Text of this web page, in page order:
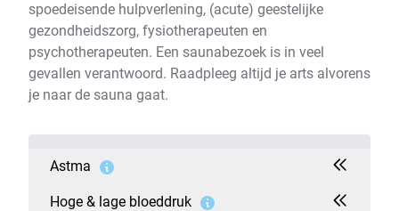
spoedeisende hulpverlening, (acute) geestelijke
gezondheidszorg, fysiotherapeuten en
psychotherapeuten. Een saunabezoek is in veel
gevallen verantwoord. Raadpleeg altijd je arts alvorens
je naar de sauna gaat.
Astma
Hoge & lage bloeddruk